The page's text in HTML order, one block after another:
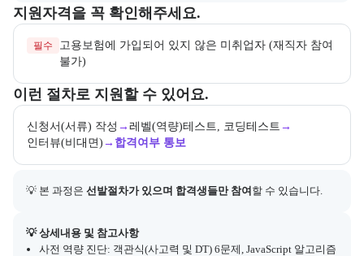
지원자격을 꼭 확인해주세요.
교육과정 지원 자격과 우대 사항을 각각 묶어서 안내한다.
필수
고용보험에 가입되어 있지 않은 미취업자 (재직자 참여
불가)
이런 절차로 지원할 수 있어요.
교육과정 지원 절차와 참여 조건, 상세 참고사항을 안내한다.
신청서(서류) 작성 → 레벨(역량)테스트, 코딩테스트 →
인터뷰(비대면) → 합격여부 통보
💡 본 과정은 선발절차가 있으며 합격생들만 참여 할 수 있습니다.
💡 상세내용 및 참고사항
아래에는 지원 절차의 상세 설명 및 참고 링크가 포함된다.
사전 역량 진단: 객관식(사고력 및 DT) 6문제, JavaScript 알고리즘